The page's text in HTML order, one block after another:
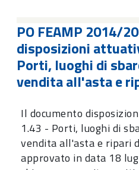
PO FEAMP 2014/
disposizioni
Porti, luoghi di
vendita all'asta e
Il documento
1.43 - Porti, luoghi di
vendita all'asta e ripari
approvato in data 18